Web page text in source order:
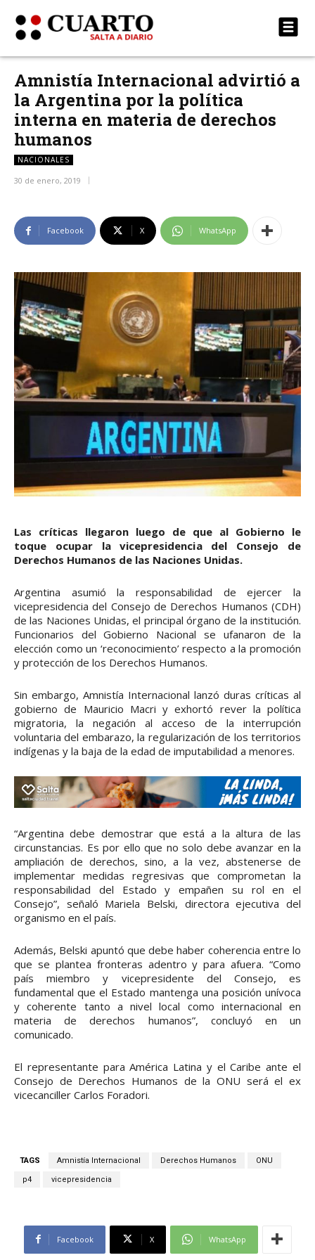
Amnistía Internacional advirtió a
la Argentina por la política
interna en materia de derechos
humanos
NACIONALES
30 de enero, 2019
Facebook X WhatsApp
Las críticas llegaron luego de que al Gobierno le
toque ocupar la vicepresidencia del Consejo de
Derechos Humanos de las Naciones Unidas.
Argentina asumió la responsabilidad de ejercer la
vicepresidencia del Consejo de Derechos Humanos (CDH)
de las Naciones Unidas, el principal órgano de la institución.
Funcionarios del Gobierno Nacional se ufanaron de la
elección como un ‘reconocimiento’ respecto a la promoción
y protección de los Derechos Humanos.
Sin embargo, Amnistía Internacional lanzó duras críticas al
gobierno de Mauricio Macri y exhortó rever la política
migratoria, la negación al acceso de la interrupción
voluntaria del embarazo, la regularización de los territorios
indígenas y la baja de la edad de imputabilidad a menores.
“Argentina debe demostrar que está a la altura de las
circunstancias. Es por ello que no solo debe avanzar en la
ampliación de derechos, sino, a la vez, abstenerse de
implementar medidas regresivas que comprometan la
responsabilidad del Estado y empañen su rol en el
Consejo”, señaló Mariela Belski, directora ejecutiva del
organismo en el país.
Además, Belski apuntó que debe haber coherencia entre lo
que se plantea fronteras adentro y para afuera. “Como
país miembro y vicepresidente del Consejo, es
fundamental que el Estado mantenga una posición unívoca
y coherente tanto a nivel local como internacional en
materia de derechos humanos”, concluyó en un
comunicado.
El representante para América Latina y el Caribe ante el
Consejo de Derechos Humanos de la ONU será el ex
vicecanciller Carlos Foradori.
TAGS Amnistía Internacional Derechos Humanos ONU
p4 vicepresidencia
Facebook X WhatsApp